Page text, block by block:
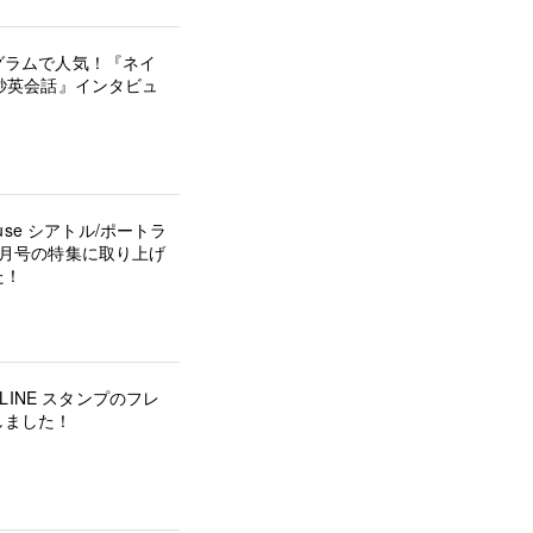
ムで人気！『ネイ
会話』インタビュ
シアトル/ポートラ
号の特集に取り上げ
スタンプのフレ
した！